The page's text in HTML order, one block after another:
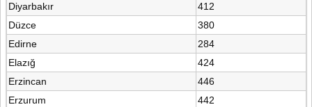
Diyarbakır
412
Düzce
380
Edirne
284
Elazığ
424
Erzincan
446
Erzurum
442